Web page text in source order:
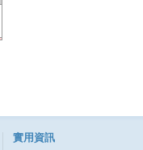
實用資訊